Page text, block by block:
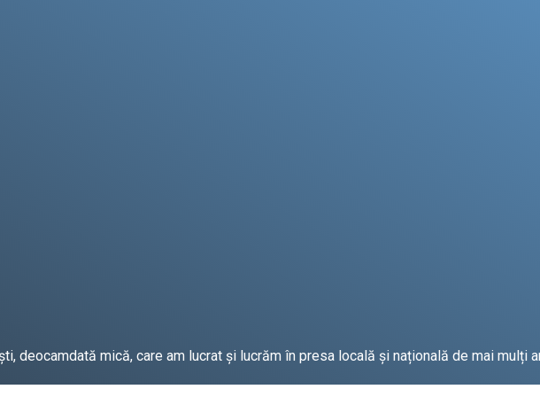
deocamdată mică, care am lucrat și lucrăm în presa locală și națională de mai mulți